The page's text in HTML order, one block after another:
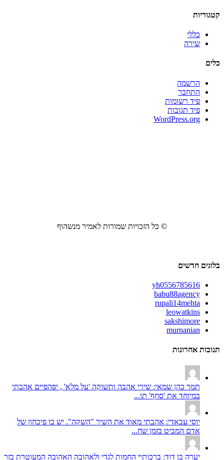
קטגוריות
כללי
שירה
כלים
הרשמה
התחבר
פיד רשומות
פיד תגובות
WordPress.org
© כל הזכויות שמורות לאמיר מנשהוף
בלוגים חדשים
yh0556785616
babu88agency
rupali14mehta
leowatkins
sakshimore
murnanian
תגובות אחרונות
תמר כהן שמאי: שירי אהבה ותשוקה 'על מלא' , יפהפיים אהבתי
במיוחד את 'סחף' תו...
יוסי עבאדי: אהבתי מאוד את השיר "השקה". יש בו פיכחון של
אדם המביט בזמן שח...
יערה בן דוד: ברכותיי החמות לגדי ולאהובה האהובה המעוטרת בזר